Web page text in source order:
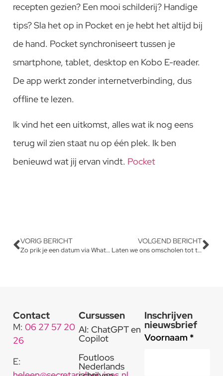
recepten gezien? Een mooi schilderij? Handige
tips? Sla het op in Pocket en je hebt het altijd bij
de hand. Pocket synchroniseert tussen je
smartphone, tablet, desktop en Kobo E-reader.
De app werkt zonder internetverbinding, dus
offline te lezen.
Ik vind het een uitkomst, alles wat ik nog eens
terug wil zien staat nu op één plek. Ik ben
benieuwd wat jij ervan vindt. Pocket
VORIG BERICHT
Zo prik je een datum via WhatsApp
VOLGEND BERICHT
Laten we ons omscholen tot tandartsassistente?
Contact
M: 06 27 57 20
26
E:
Cursussen
AI: ChatGPT en
Copilot
Foutloos
Nederlands
Inschrijven
nieuwsbrief
Voornaam *